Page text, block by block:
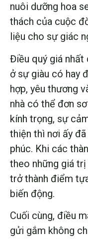
nuôi dưỡng hoa
thách của cuộc
liệu cho sự giác
Điều quý giá nhất
ở sự giàu có hay
hợp, yêu thương
nhà có thể đơn
kính trọng, sự
thiện thì nơi ấy
phúc. Khi các
theo những giá
trở thành điểm
biến động.
Cuối cùng, điều
gửi gắm không